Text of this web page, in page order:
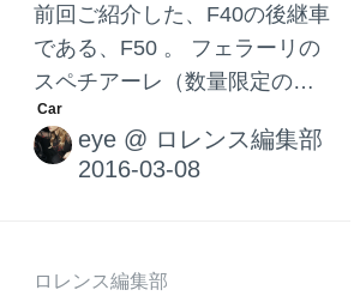
るアクティブリアウイング、
クラッチペダルは廃止され、
パドルシフトを採用。 6.0リッ
トルのV12エンジンを搭載し、
最高出力は660馬力、最高速度
前回ご紹介した、F40の後継車
である、F50 。 フェラーリの
スペチアーレ（数量限定のス
ペシャルモデル）の中でも、
究極のマシンと言っても過言
ではないでしょう。 コンセプ
す。一応ロードカーなので、
eye @ ロレンス編集部
ロレンス編集部